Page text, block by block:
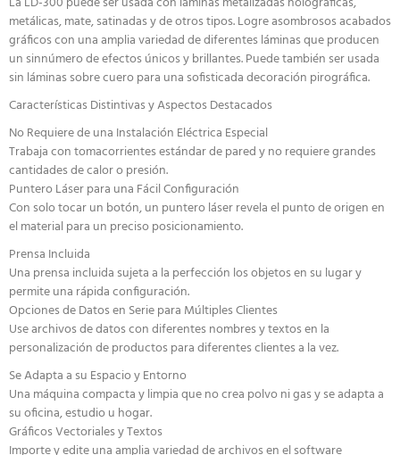
metálicas, mate, satinadas y de otros tipos. Logre asombrosos acabados
gráficos con una amplia variedad de diferentes láminas que producen
un sinnúmero de efectos únicos y brillantes. Puede también ser usada
sin láminas sobre cuero para una sofisticada decoración pirográfica.
Características Distintivas y Aspectos Destacados
No Requiere de una Instalación Eléctrica Especial
Trabaja con tomacorrientes estándar de pared y no requiere grandes
cantidades de calor o presión.
Puntero Láser para una Fácil Configuración
Con solo tocar un botón, un puntero láser revela el punto de origen en
el material para un preciso posicionamiento.
Prensa Incluida
Una prensa incluida sujeta a la perfección los objetos en su lugar y
permite una rápida configuración.
Opciones de Datos en Serie para Múltiples Clientes
Use archivos de datos con diferentes nombres y textos en la
personalización de productos para diferentes clientes a la vez.
Se Adapta a su Espacio y Entorno
Una máquina compacta y limpia que no crea polvo ni gas y se adapta a
su oficina, estudio u hogar.
Gráficos Vectoriales y Textos